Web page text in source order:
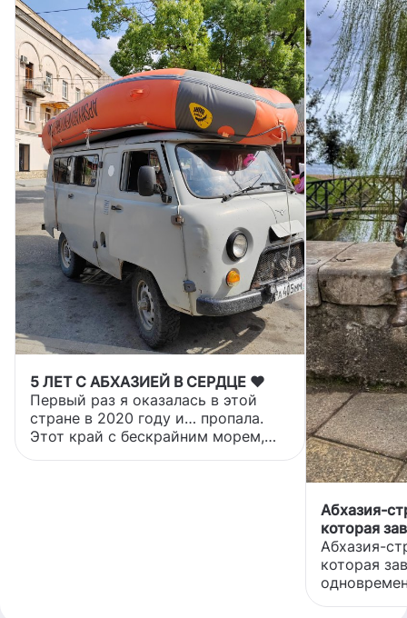
5 ЛЕТ С АБХАЗИЕЙ В СЕРДЦЕ ❤️
Первый раз я оказалась в этой
стране в 2020 году и… пропала.
Этот край с бескрайним морем,
горами, уходящими в облака, и
Абхазия-
которая
шикарной
момент
Абхазия-
которая
шикарной